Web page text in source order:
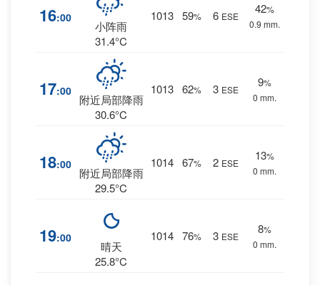
16:00
小阵雨
31.4°C
1013 59% 6 ESE
42%
0.9 mm.
17:00
附近局部降雨
30.6°C
1013 62% 3 ESE
9%
0 mm.
18:00
附近局部降雨
29.5°C
1014 67% 2 ESE
13%
0 mm.
19:00
晴天
25.8°C
1014 76% 3 ESE
8%
0 mm.